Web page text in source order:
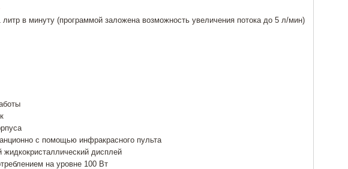
литр в минуту (программой заложена возможность увеличения потока до 5 л/мин)
с помощью инфракрасного пульта
дисплей
на уровне 100 Вт